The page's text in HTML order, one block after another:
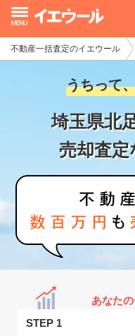
不動産一括査定のイエウール
うちって
埼玉県北
売却査
あなた
STEP 1
イエウール加盟希望の不
初めての方へ
不動産売却の流れ
不動産の売却・一括査定
家査定シミュレーター
お問い合わせ